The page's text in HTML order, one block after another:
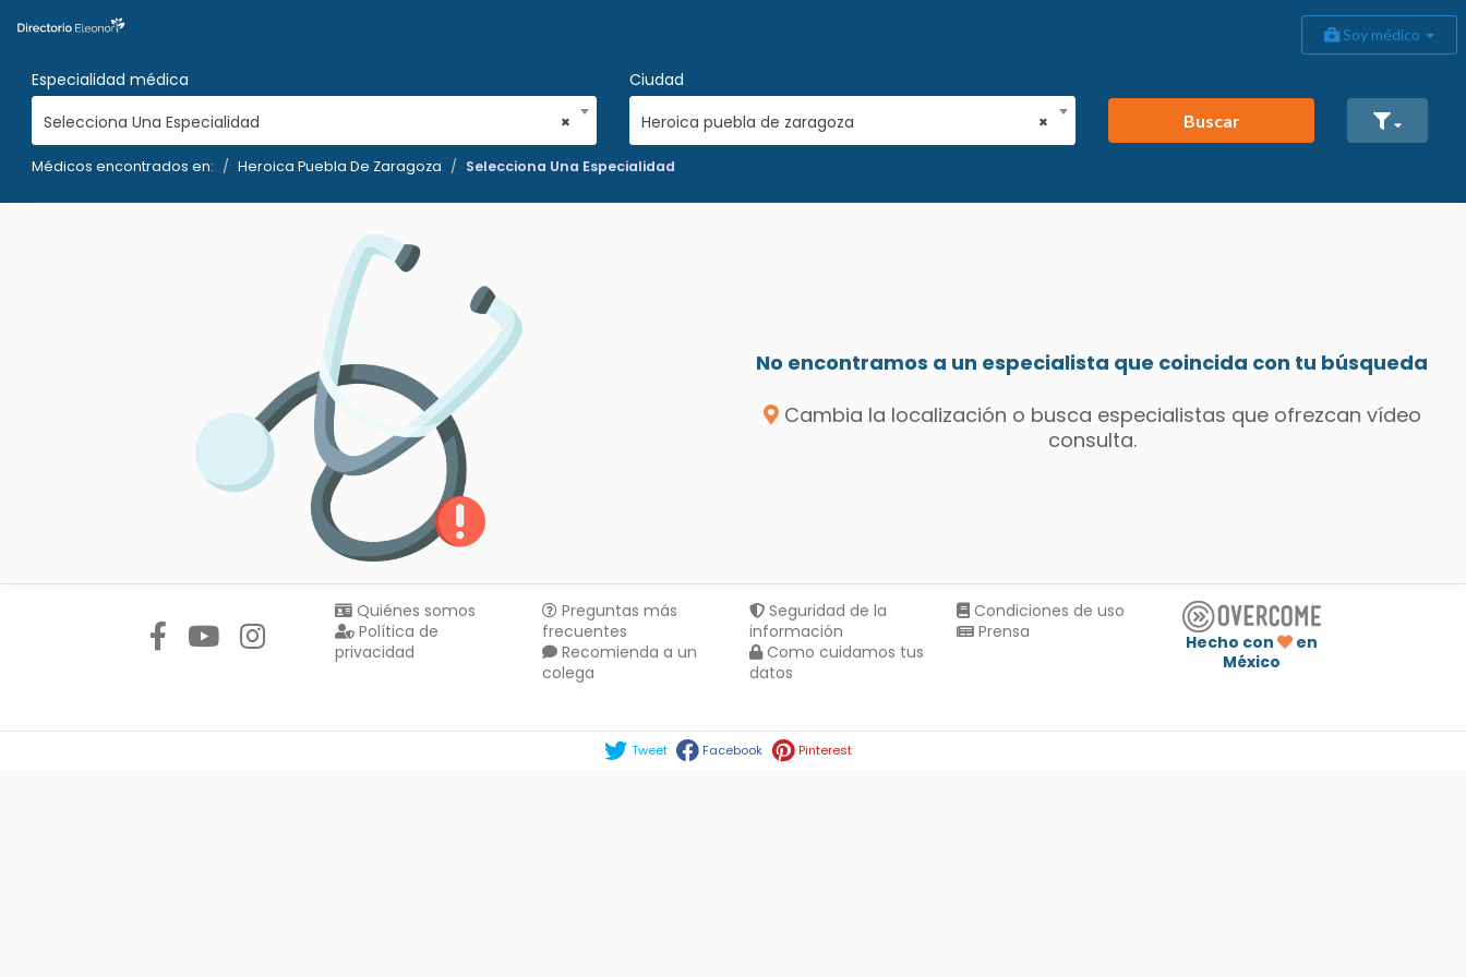
Soy médico
Especialidad médica
×
Selecciona Una Especialidad
Ciudad
×
Heroica puebla de zaragoza Buscar
Médicos encontrados en: Heroica Puebla De Zaragoza Selecciona Una Especialidad
No encontramos a un especialista que coincida con tu búsqueda
Cambia la localización o busca especialistas que ofrezcan vídeo
consulta.
Quiénes somos
Política de
privacidad
Preguntas más
frecuentes
Recomienda a un
colega
Seguridad de la
información
Como cuidamos tus
datos
Condiciones de uso
Prensa
Hecho con
en
México
Tweet Facebook Pinterest